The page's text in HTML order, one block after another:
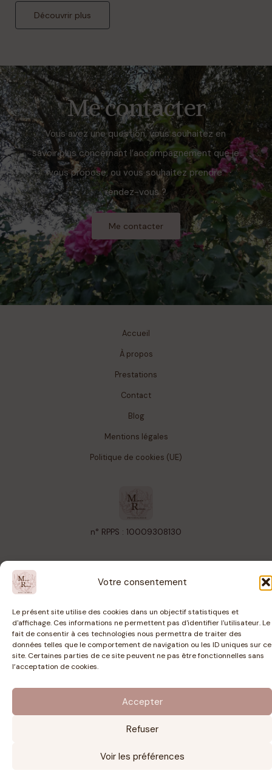
Votre consentement
Le présent site utilise des cookies dans un objectif statistiques et
d'affichage. Ces informations ne permettent pas d'identifier l'utilisateur. Le
fait de consentir à ces technologies nous permettra de traiter des
données telles que le comportement de navigation ou les ID uniques sur ce
site. Certaines parties de ce site peuvent ne pas être fonctionnelles sans
l’acceptation de cookies.
Accepter
Refuser
Voir les préférences
Découvrir plus
Me contacter
Vous avez une question, vous souhaitez en
savoir plus concernant l’accompagnement que je
vous propose, ou vous souhaitez prendre
rendez-vous ?
Me contacter
Accueil
À propos
Prestations
Contact
Blog
Mentions légales
Politique de cookies (UE)
n° RPPS : 10009308130
Contact
07 81 67 13 08
psychologue.marionretaud@gmail.com